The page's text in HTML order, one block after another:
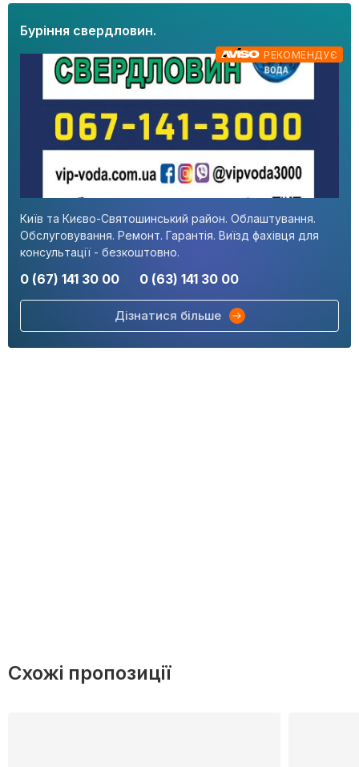
Київ та Києво-Святошинський район. Облаштування.
Обслуговування. Ремонт. Гарантія. Виїзд фахівця для
консультації - безкоштовно.
0 (67) 141 30 00 0 (63) 141 30 00
Дізнатися більше
Буріння свердловин.
РЕКОМЕНДУЄ
Схожі пропозиції